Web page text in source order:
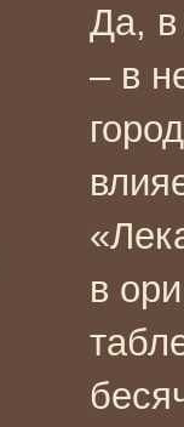
Да, в
– в
в